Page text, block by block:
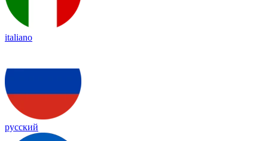
italiano
русский